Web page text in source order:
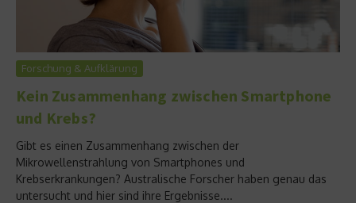
Forschung & Aufklärung
Kein Zusammenhang zwischen Smartphone
und Krebs?
Gibt es einen Zusammenhang zwischen der
Mikrowellenstrahlung von Smartphones und
Krebserkrankungen? Australische Forscher haben genau das
untersucht und hier sind ihre Ergebnisse....